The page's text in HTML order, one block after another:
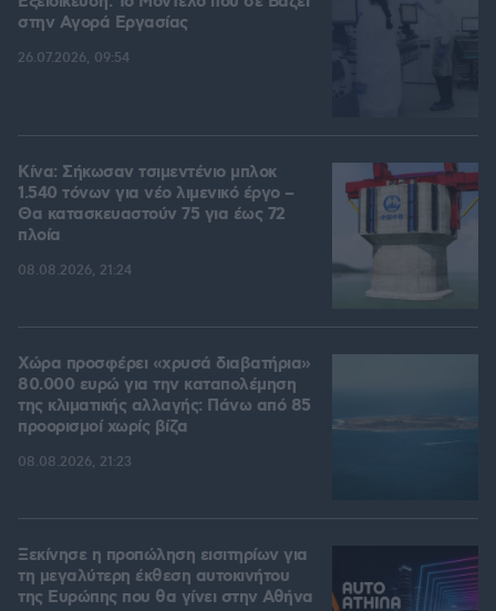
στην Aγορά Eργασίας
26.07.2026, 09:54
Κίνα: Σήκωσαν τσιμεντένιο μπλοκ
1.540 τόνων για νέο λιμενικό έργο –
Θα κατασκευαστούν 75 για έως 72
πλοία
08.08.2026, 21:24
Χώρα προσφέρει «χρυσά διαβατήρια»
80.000 ευρώ για την καταπολέμηση
της κλιματικής αλλαγής: Πάνω από 85
προορισμοί χωρίς βίζα
08.08.2026, 21:23
Ξεκίνησε η προπώληση εισιτηρίων για
τη μεγαλύτερη έκθεση αυτοκινήτου
της Ευρώπης που θα γίνει στην Αθήνα